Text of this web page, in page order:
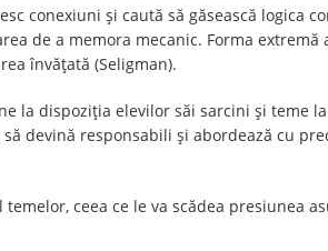
conexiuni şi caută să găsească logica
de a memora mecanic. Forma extremă
învăţată (Seligman).
la dispoziția elevilor săi sarcini și teme
devină responsabili și abordează cu
ceea ce le va scădea presiunea